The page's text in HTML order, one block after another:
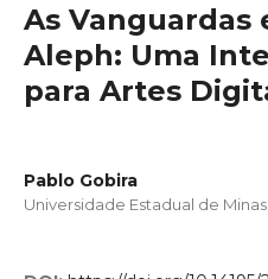
As Vanguardas
Aleph: Uma
para Artes
Pablo Gobira
Universidade Estadual de Minas